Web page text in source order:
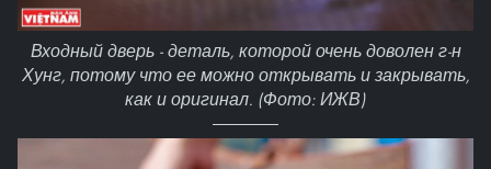
Входный дверь - деталь, которой очень доволен г-н
Хунг, потому что ее можно открывать и закрывать,
как и оригинал. (Фото: ИЖВ)